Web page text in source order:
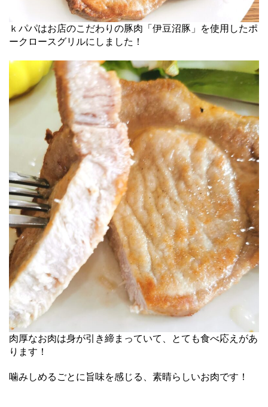
ｋパパはお店のこだわりの豚肉「伊豆沼豚」を使用したポ
ークロースグリルにしました！
肉厚なお肉は身が引き締まっていて、とても食べ応えがあ
ります！
噛みしめるごとに旨味を感じる、素晴らしいお肉です！